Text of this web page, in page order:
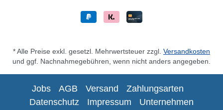
* Alle Preise exkl. gesetzl. Mehrwertsteuer zzgl. Versandkosten
und ggf. Nachnahmegebühren, wenn nicht anders angegeben.
Jobs AGB Versand
Zahlungsarten
Datenschutz
Impressum Unternehmen